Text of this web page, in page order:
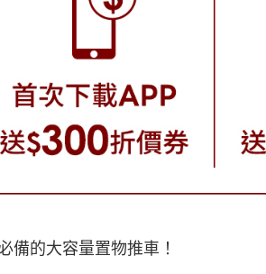
備的大容量置物推車！